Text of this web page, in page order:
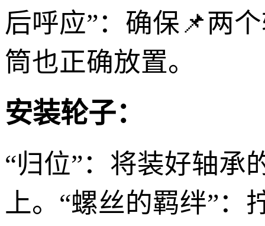
后呼应”：确保📌两
筒也正确放置。
安装轮子：
“归位”：将装好轴承
上。“螺丝的羁绊”：